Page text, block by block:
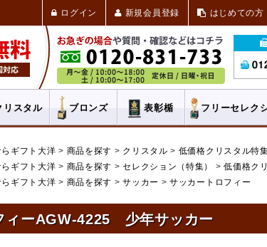
ログイン 新規会員登録 はじめての方
リスタル ブロンズ 表彰楯 フリーセレク
らギフト大洋 商品を探す クリスタル
低価格クリスタル特
らギフト大洋
商品を探す セレクション（特集）
低価格ク
らギフト大洋
商品を探す サッカー サッカートロフィー
ィーAGW-4225 少年サッカー